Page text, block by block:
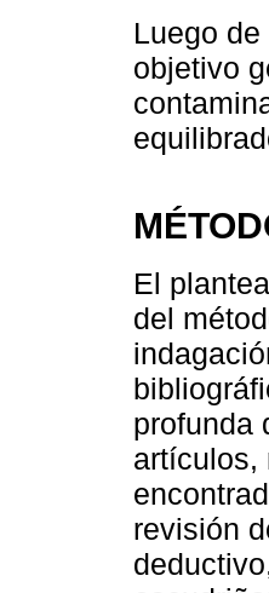
Luego
objetivo
El
del
profunda
artículos,
revisión